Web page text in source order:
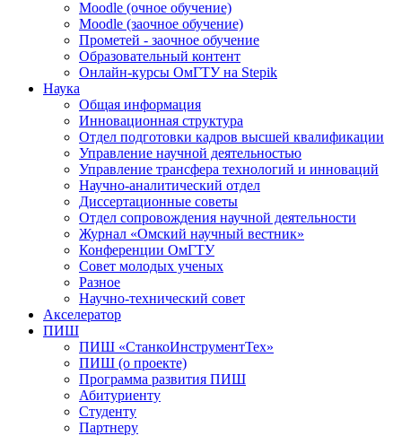
Moodle (очное обучение)
Moodle (заочное обучение)
Прометей - заочное обучение
Образовательный контент
Онлайн-курсы ОмГТУ на Stepik
Наука
Общая информация
Инновационная структура
Отдел подготовки кадров высшей квалификации
Управление научной деятельностью
Управление трансфера технологий и инноваций
Научно-аналитический отдел
Диссертационные советы
Отдел сопровождения научной деятельности
Журнал «Омский научный вестник»
Конференции ОмГТУ
Совет молодых ученых
Разное
Научно-технический совет
Акселератор
ПИШ
ПИШ «СтанкоИнструментТех»
ПИШ (о проекте)
Программа развития ПИШ
Абитуриенту
Студенту
Партнеру